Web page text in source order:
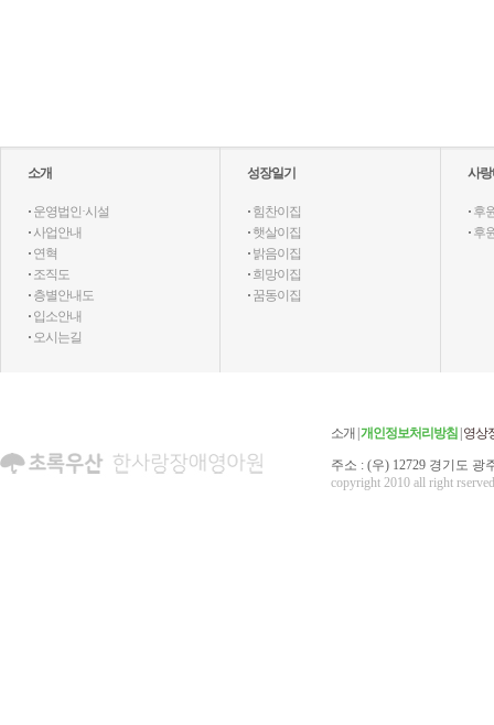
소개
· 운영법인·시설
· 사업안내
· 연혁
· 조직도
· 층별안내도
· 입소안내
· 오시는길
성장일기
· 힘찬이집
· 햇살이집
· 밝음이집
· 희망이집
· 꿈동이집
사
· 후
· 후
소개 개인정보처리방침 영상
주소 : (우) 12729 경기도 광
copyright 2010 all right